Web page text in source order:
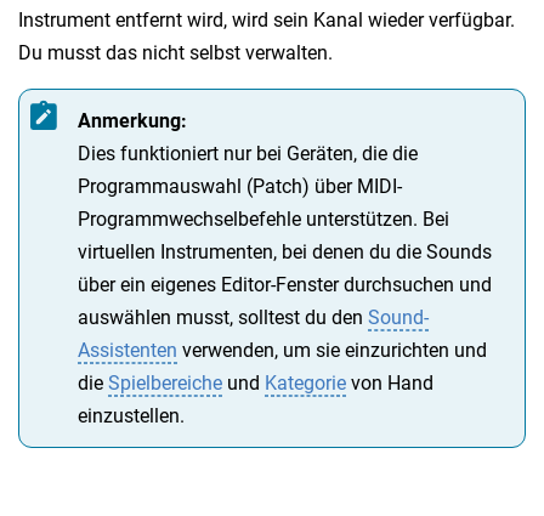
Instrument entfernt wird, wird sein Kanal wieder verfügbar.
Du musst das nicht selbst verwalten.
Anmerkung:
Dies funktioniert nur bei Geräten, die die
Programmauswahl (Patch) über MIDI-
Programmwechselbefehle unterstützen. Bei
virtuellen Instrumenten, bei denen du die Sounds
über ein eigenes Editor-Fenster durchsuchen und
auswählen musst, solltest du den Sound-
Assistenten verwenden, um sie einzurichten und
die Spielbereiche und Kategorie von Hand
einzustellen.